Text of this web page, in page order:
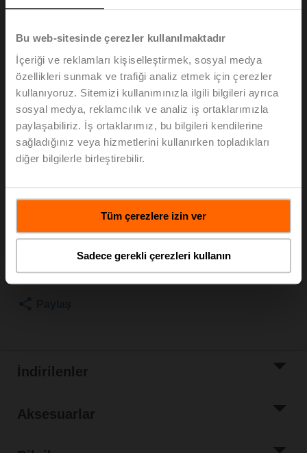
Bu web-sitesinde çerezler kullanılmaktadır
İçeriği ve reklamları kişiselleştirmek, sosyal medya
özellikleri sunmak ve trafiği analiz etmek için çerezler
kullanıyoruz. Sitemizi kullanımınızla ilgili bilgileri ayrıca
sosyal medya, reklamcılık ve analiz iş ortaklarımızla
paylaşabiliriz. İş ortaklarımız, bu bilgileri kendilerine
sağladığınız veya hizmetlerini kullanırken topladıkları
diğer bilgilerle birleştirebilir.
Tüm çerezlere izin ver
Sadece gerekli çerezleri kullanın
R7050R-B3/NRF24A
Geçiş küresel vanası, 3 yollu, DN 50, Flanş, PN 6, ps
600 kPa, Kvs 49 m³/h, Akışkan sıcaklığı -10...100°C
[14...212°F]
Rotary motor, acil durumda kontrol fonksiyonu (değişim
ürünü) NC, 10 Nm, AC/DC 24 V, Aç/kapa, 75 s, IP54
Sepete ekle
Proje listesine
ekle
İndirilenler
Aksesuarlar